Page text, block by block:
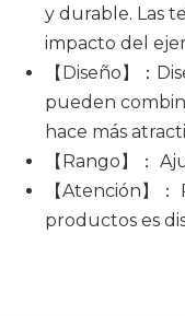
y durable. Las
impacto del
【Diseño】：
pueden
hace más
【Rango】：
【Atención】
productos es